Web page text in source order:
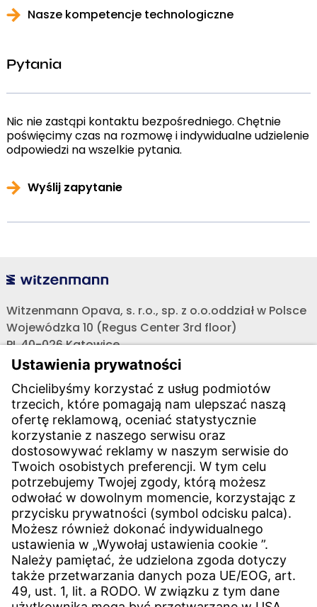
Nasze kompetencje technologiczne
Pytania
Nic nie zastąpi kontaktu bezpośredniego. Chętnie
poświęcimy czas na rozmowę i indywidualne udzielenie
odpowiedzi na wszelkie pytania.
Wyślij zapytanie
Witzenmann Opava, s. r.o., sp. z o.o.oddział w Polsce
Wojewódzka 10 (Regus Center 3rd floor)
PL 40-026 Katowice
Telefon:
REGION POŁUDNIOWY
Telefon:REGION CENTRALNY +48 603 880 419,
PROJEKTY CAŁA POLSKA+48 603 658 900
E-mail:obchod@witzenmann.com
Kontakt
Lokalizacje
Kontakt